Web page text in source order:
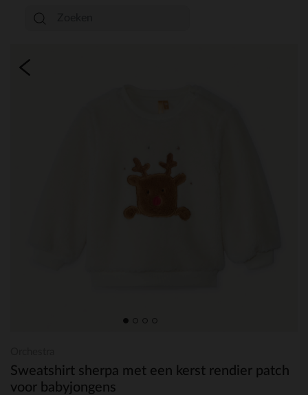
Sweatshirt sherpa met een kerst rendier patch
voor babyjongens